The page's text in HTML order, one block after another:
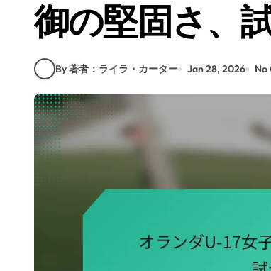
御の堅固さ、
By 著者：ライラ・カーター Jan 28, 2026 No